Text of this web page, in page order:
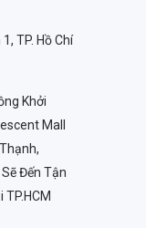
TP. Hồ Chí
Khởi
Mall
Đến Tận
TP.HCM